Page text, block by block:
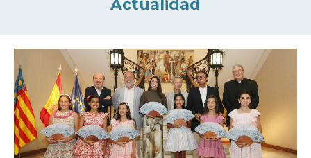
Actualidad